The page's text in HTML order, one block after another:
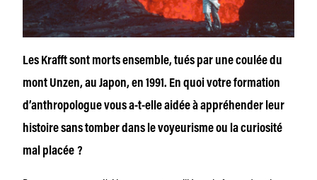
Les Krafft sont morts ensemble, tués par une coulée du
mont Unzen, au Japon, en 1991. En quoi votre formation
d’anthropologue vous a-t-elle aidée à appréhender leur
histoire sans tomber dans le voyeurisme ou la curiosité
mal placée ?